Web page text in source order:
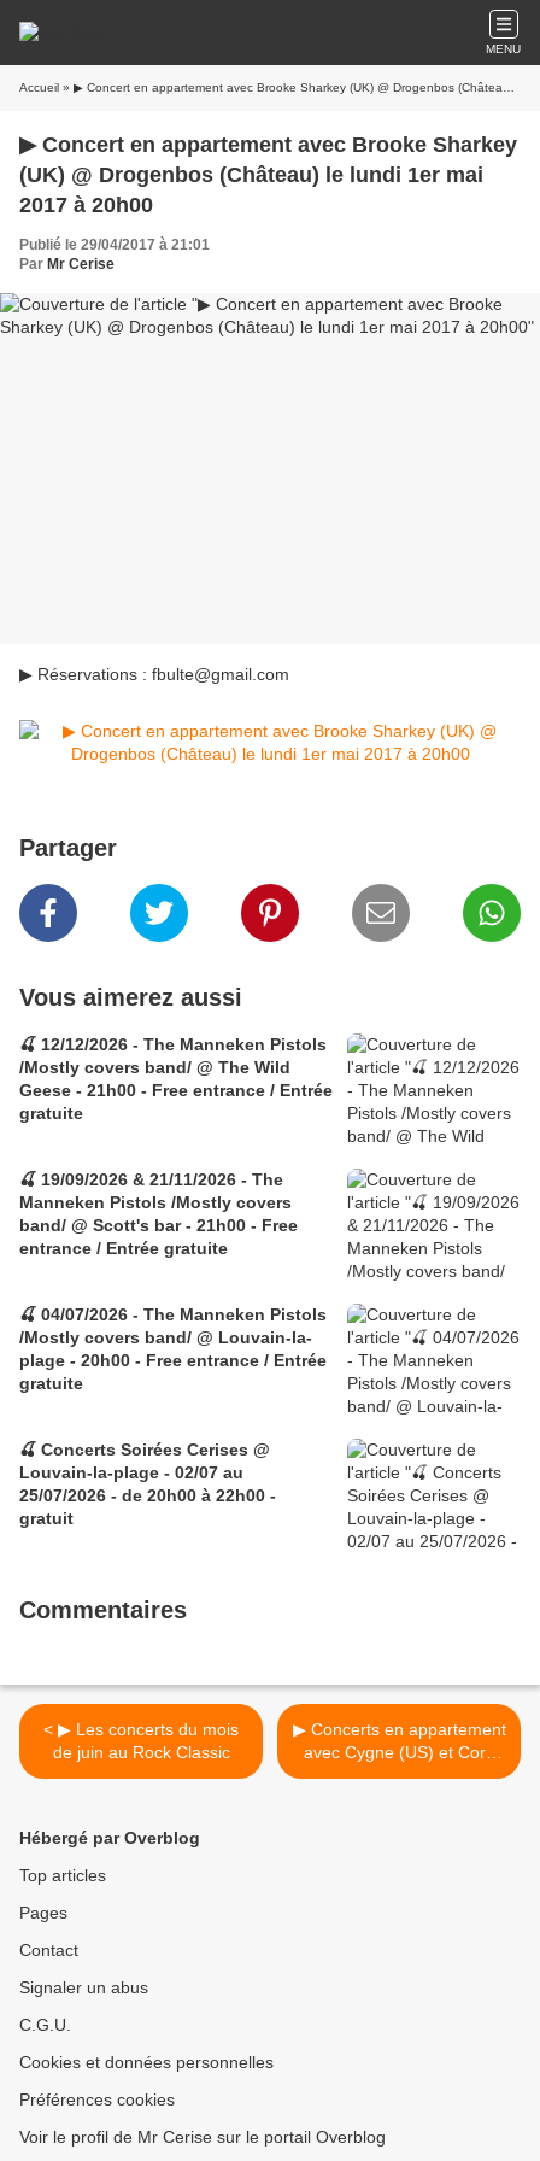
MENU
Accueil » ▶ Concert en appartement avec Brooke Sharkey (UK) @ Drogenbos (Château) le lundi 1er mai 2017 à 20h00
▶ Concert en appartement avec Brooke Sharkey
(UK) @ Drogenbos (Château) le lundi 1er mai
2017 à 20h00
Publié le 29/04/2017 à 21:01
Par Mr Cerise
▶ Réservations : fbulte@gmail.com
Partager
Vous aimerez aussi
🍒 12/12/2026 - The Manneken Pistols
/Mostly covers band/ @ The Wild
Geese - 21h00 - Free entrance / Entrée
gratuite
🍒 19/09/2026 & 21/11/2026 - The
Manneken Pistols /Mostly covers
band/ @ Scott's bar - 21h00 - Free
entrance / Entrée gratuite
🍒 04/07/2026 - The Manneken Pistols
/Mostly covers band/ @ Louvain-la-
plage - 20h00 - Free entrance / Entrée
gratuite
🍒 Concerts Soirées Cerises @
Louvain-la-plage - 02/07 au
25/07/2026 - de 20h00 à 22h00 -
gratuit
Commentaires
< ▶ Les concerts du mois
de juin au Rock Classic
▶ Concerts en appartement
avec Cygne (US) et Cora
Sayers (Spain) @ Manoir
Hébergé par Overblog
Top articles
Pages
Contact
Signaler un abus
C.G.U.
Cookies et données personnelles
Préférences cookies
Voir le profil de Mr Cerise sur le portail Overblog